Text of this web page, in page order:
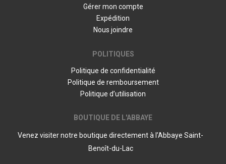
Gérer mon compte
Expédition
Nous joindre
POLITIQUES
Politique de confidentialité
Politique de remboursement
Politique d’utilisation
BOUTIQUE DE L'ABBAYE
Venez visiter notre boutique directement à l’Abbaye Saint-
Benoît-du-Lac